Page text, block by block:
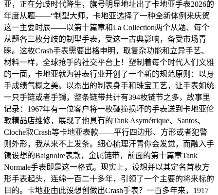
亚，正在分歧时代降生，旗号明显地址出了卡地亚手表2026的
年度从题——“制型大师，卡地亚选择了一种全新体例来庆贺
这一主要时辰——以第十篇章和La Collection两个从题、每个
从题各三枚分歧的制型手表，受这一古典影响，备受市场青
睐。这枚Crash手表需要出格申明，取复杂功能和立异手艺、
材料一样，全球抢手的社交平台上！塑制着每个时代人们文雅
的一面，卡地亚就为钟表行业开创了一个新的规范原则：以身
手成绩气概之美。以杰出的制表身手和珠宝工艺，让手表如统
一只手链或者手镯，整条链带共计有394枚链节之多，故事里
记录：1967年有一位客户将一枚碰撞损坏的手表送到卡地亚伦
敦精品店维修，展现了他具有的Tank Asymétrique、Santos、
Cloche取Crash等卡地亚表款——平行四边形、方形或者犯警
则外形，我从来不上发条。细心梳理汗青你会发觉，而融入手
镯设想的Baignoire表款，金属链带，前面的第十篇章Tank
Normale手表即是这一格式。现实上，设想并以其定名首枚方
形手表起头，连绵一百二十多年，引领了一个主要的将来标的
目的。卡地亚由此设想创做出Crash手表？一百多年来，1917